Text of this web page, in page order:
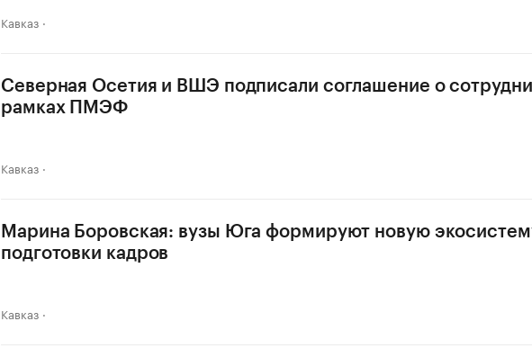
Кавказ
Северная Осетия и ВШЭ подписали соглашение о
рамках ПМЭФ
Кавказ
Марина Боровская: вузы Юга формируют новую
подготовки кадров
Кавказ